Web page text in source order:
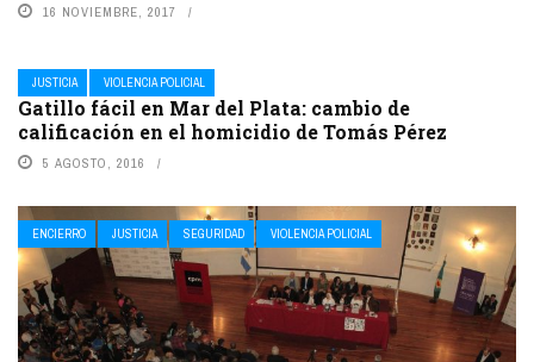
16 NOVIEMBRE, 2017
JUSTICIA VIOLENCIA POLICIAL
Gatillo fácil en Mar del Plata: cambio de
calificación en el homicidio de Tomás Pérez
5 AGOSTO, 2016
ENCIERRO JUSTICIA SEGURIDAD VIOLENCIA POLICIAL